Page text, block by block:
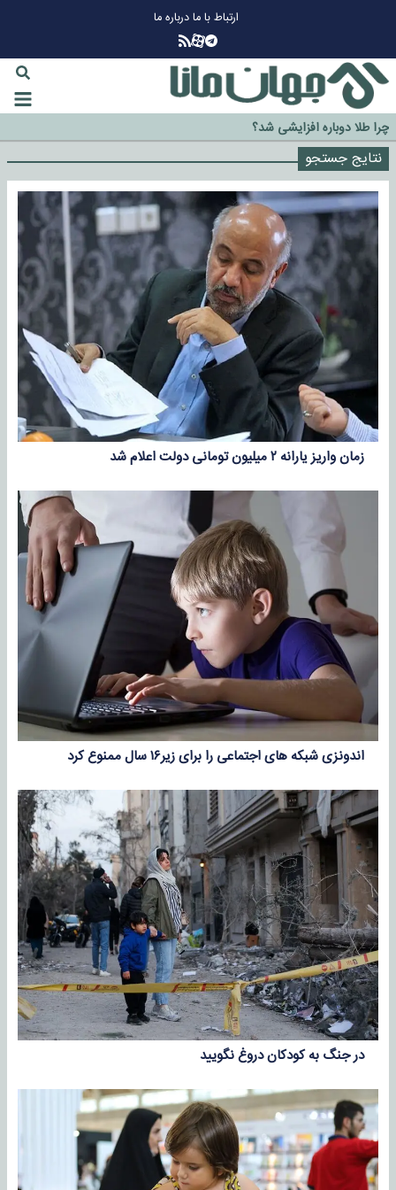
ارتباط با مادرباره ما
چرا طلا دوباره افزایشی شد؟
گزینه جدایی اوسمار روی میز مدیران پرسپولیس
آیا رئیس جمهور آمریکا قانون را دور می‌زند؟
اخراج رسمی چهره نامدار از پرسپولیس
سازمان اطلاعات سپاه: پروژه دولت ترامپ برای مهار چین، روسیه و اروپا شکست
خورد
نتایج جستجو
زمان واریز یارانه ۲ میلیون تومانی دولت اعلام شد
اندونزی شبکه های اجتماعی را برای زیر۱۶ سال ممنوع کرد
در جنگ به کودکان دروغ نگویید